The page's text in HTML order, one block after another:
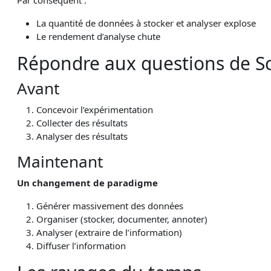
La quantité de données à stocker et analyser explose
Le rendement d’analyse chute
Répondre aux questions de
Avant
Concevoir l’expérimentation
Collecter des résultats
Analyser des résultats
Maintenant
Un changement de paradigme
Générer massivement des données
Organiser (stocker, documenter, annoter)
Analyser (extraire de l’information)
Diffuser l’information